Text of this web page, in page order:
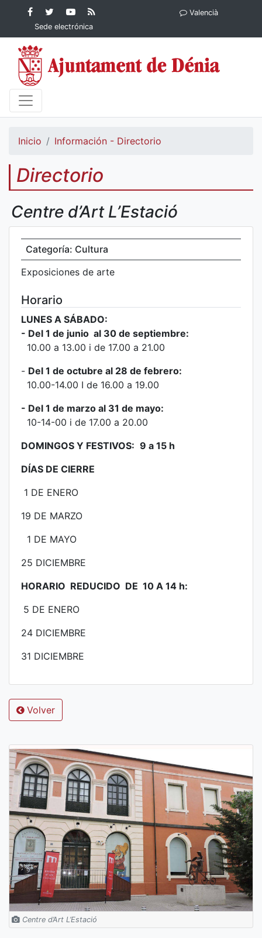
Contenido principalFacebook
Ayuntamiento de
Dénia
Ayuntamiento
de Dénia
YouTube
Ayuntamiento
de Dénia
Ayuntamiento
Sede electrónica
Valencià
Inicio Información - Directorio
Directorio
Centre d’Art L’Estació
Categoría: Cultura
Exposiciones de arte
Horario
LUNES A SÁBADO:
- Del 1 de junio al 30 de septiembre:
10.00 a 13.00 i de 17.00 a 21.00
- Del 1 de octubre al 28 de febrero:
10.00-14.00 I de 16.00 a 19.00
- Del 1 de marzo al 31 de mayo:
10-14-00 i de 17.00 a 20.00
DOMINGOS Y FESTIVOS: 9 a 15 h
DÍAS DE CIERRE
1 DE ENERO
19 DE MARZO
1 DE MAYO
25 DICIEMBRE
HORARIO REDUCIDO DE 10 A 14 h:
5 DE ENERO
24 DICIEMBRE
31 DICIEMBRE
Volver
Centre d’Art L’Estació